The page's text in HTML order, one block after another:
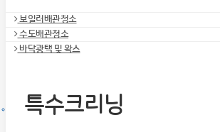
보일러배관청소
수도배관청소
바닥광택 및 왁스
특수크리닝